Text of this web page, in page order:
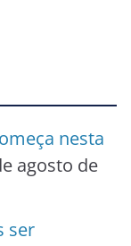
nesta
agosto de
ser